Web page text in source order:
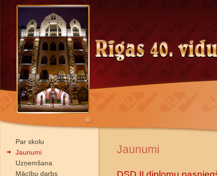
Par skolu
Jaunumi
Uzņemšana
Mācību darbs
Jaunumi